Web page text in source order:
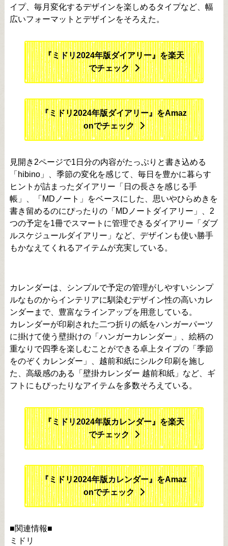
イプ、毎月変化するデザインを楽しめるタイプなど、幅
広いフォーマットとデザインをそろえた。
『ミドリ2024年版ダイアリー』を楽天
でチェック
『ミドリ2024年版ダイアリー』をAmaz
onでチェック
見開き2ページで1日分の内容がたっぷりと書き込める
「hibino」、季節の変化を感じて、毎日を豊かに暮らす
ヒントが詰まったダイアリー「日の長さを感じる手
帳」、「MDノート」をベースにした、思いやひらめきを
書き留めるのにぴったりの「MDノートダイアリー」、2
つの予定を1冊でスマートに管理できるダイアリー「ダブ
ルスケジュールダイアリー」など、デザインも使い勝手
もかなえてくれるアイテムが充実している。
カレンダーは、シンプルで予定の管理がしやすいシンプ
ルなものからインテリアに馴染むデザイン性の高いカレ
ンダーまで、豊富なラインアップを用意している。
カレンダーが印刷された二つ折りの紙をハンガーパーツ
に掛けて使う壁掛けの「ハンガーカレンダー」、絵柄の
重なりで四季を楽しむことができる卓上タイプの「季節
をのぞくカレンダー」、越前和紙にシルク印刷を施し
た、高級感のある「壁掛カレンダー 越前和紙」など、ギ
フトにもぴったりなアイテムを多数そろえている。
『ミドリ2024年版カレンダー』を楽天
でチェック
『ミドリ2024年版カレンダー』をAmaz
onでチェック
■関連情報■
ミドリ